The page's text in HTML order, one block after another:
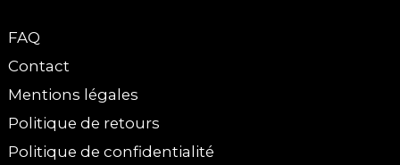
FAQ
Contact
Mentions légales
Politique de retours
Politique de confidentialité